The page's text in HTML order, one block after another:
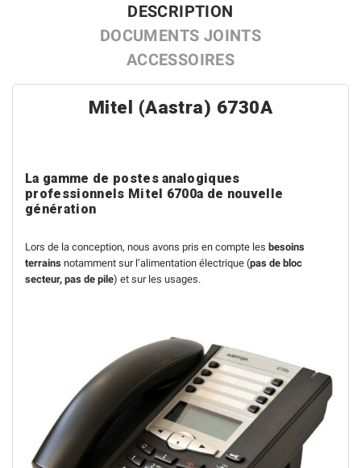
DESCRIPTION
DOCUMENTS JOINTS
ACCESSOIRES
Mitel (Aastra) 6730A
La gamme de postes analogiques
professionnels Mitel 6700a de nouvelle
génération
Lors de la conception, nous avons pris en compte les besoins
terrains notamment sur l’alimentation électrique (pas de bloc
secteur, pas de pile) et sur les usages.